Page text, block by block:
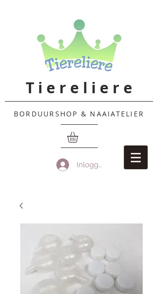
T i e r e l i e r e
BORDUURSHOP & NAAIATELIER
Inloggen